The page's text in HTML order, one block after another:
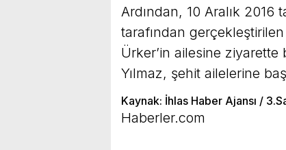
Ardından, 10 Aralık
tarafından
Ürker’in ailesine
Yılmaz, şehit ailelerine
Kaynak: İhlas Haber Ajansı /
Haberler.com